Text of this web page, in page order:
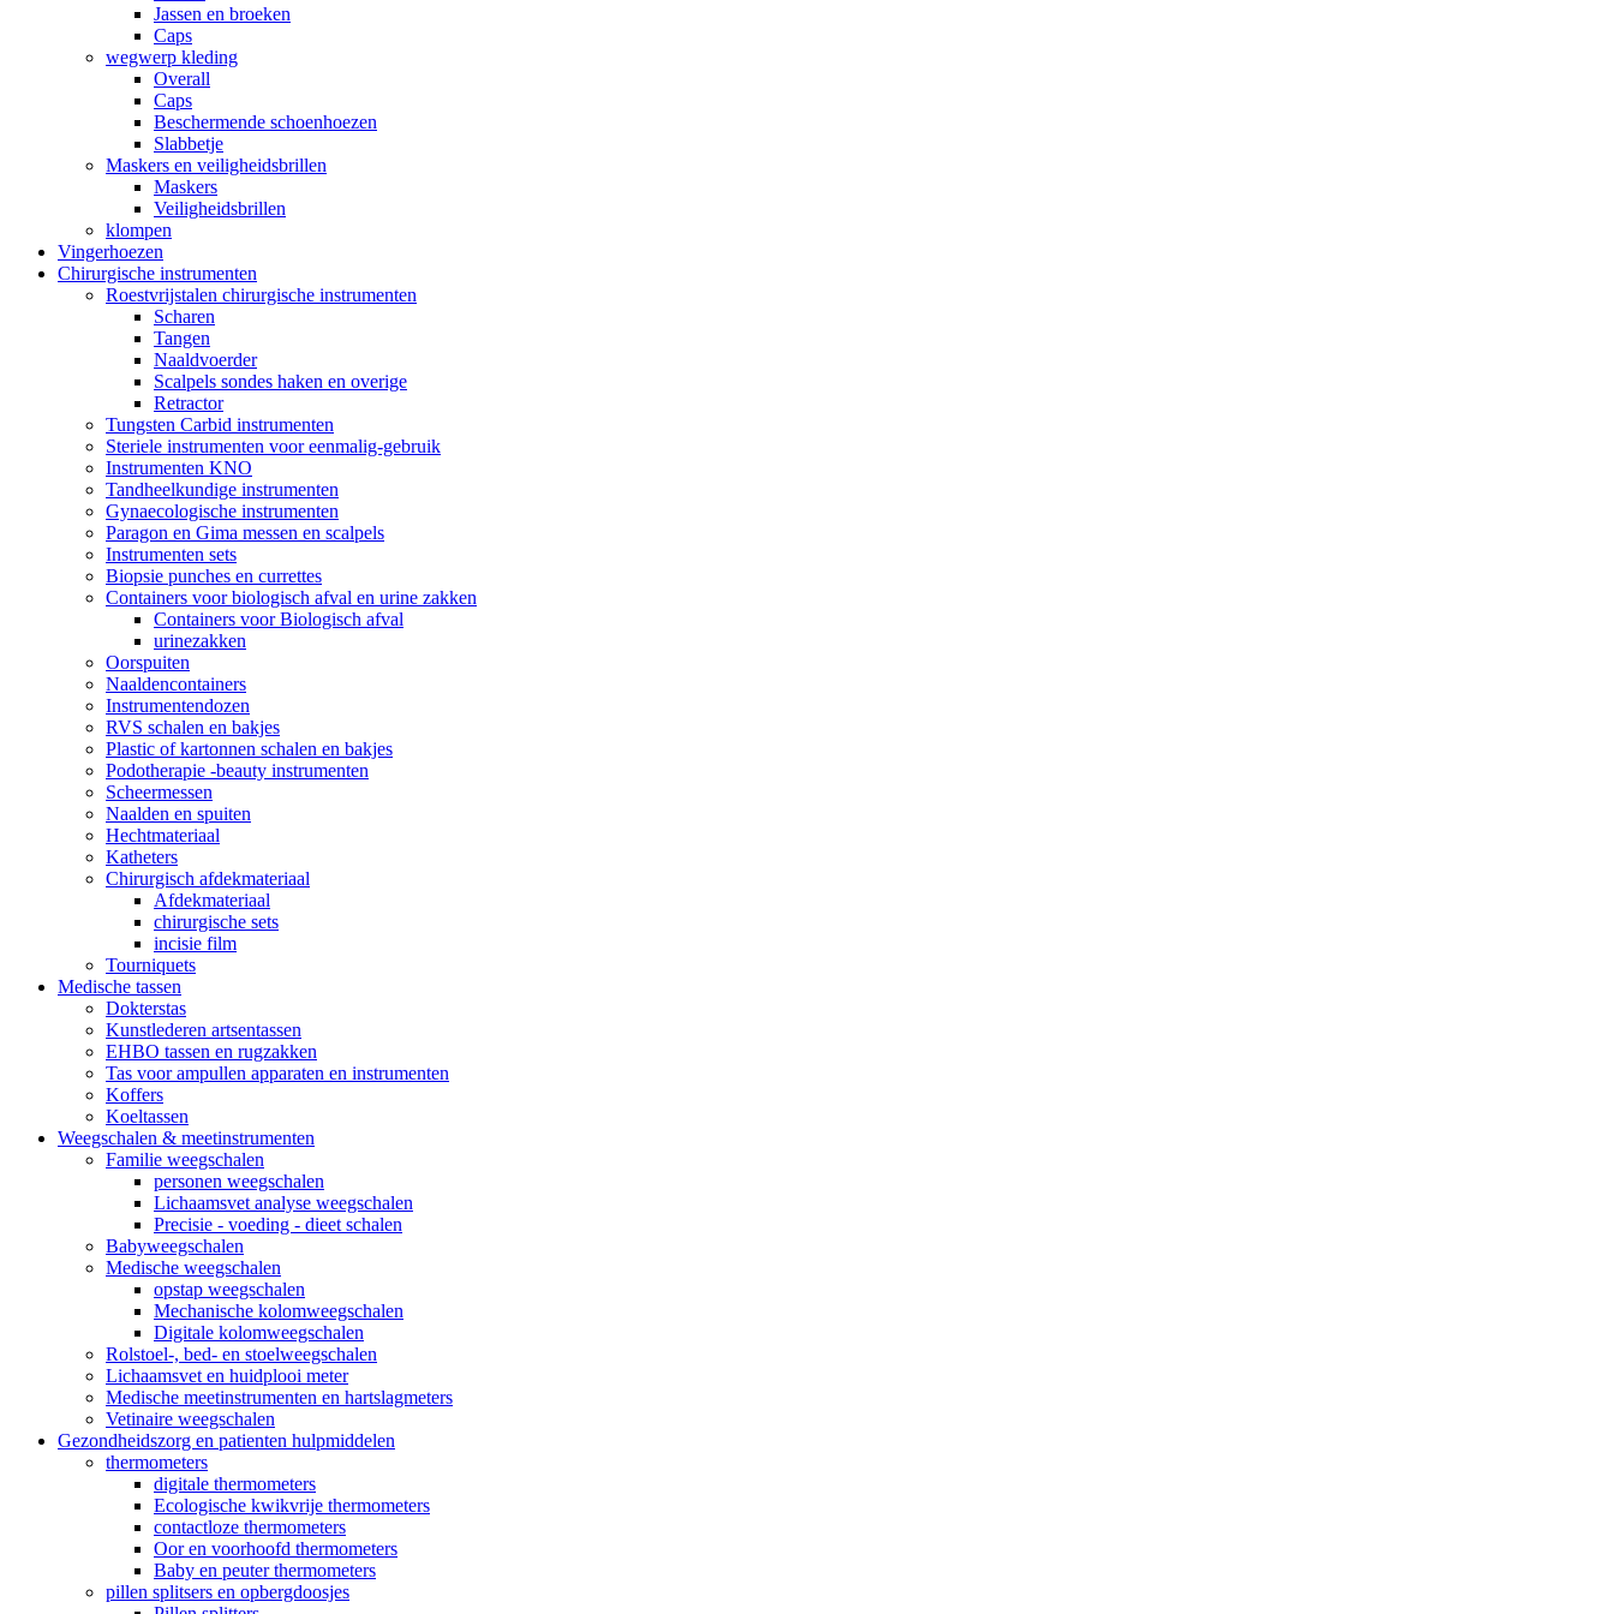
Jassen en broeken
Caps
wegwerp kleding
Overall
Caps
Beschermende schoenhoezen
Slabbetje
Maskers en veiligheidsbrillen
Maskers
Veiligheidsbrillen
klompen
Vingerhoezen
Chirurgische instrumenten
Roestvrijstalen chirurgische instrumenten
Scharen
Tangen
Naaldvoerder
Scalpels sondes haken en overige
Retractor
Tungsten Carbid instrumenten
Steriele instrumenten voor eenmalig-gebruik
Instrumenten KNO
Tandheelkundige instrumenten
Gynaecologische instrumenten
Paragon en Gima messen en scalpels
Instrumenten sets
Biopsie punches en currettes
Containers voor biologisch afval en urine zakken
Containers voor Biologisch afval
urinezakken
Oorspuiten
Naaldencontainers
Instrumentendozen
RVS schalen en bakjes
Plastic of kartonnen schalen en bakjes
Podotherapie -beauty instrumenten
Scheermessen
Naalden en spuiten
Hechtmateriaal
Katheters
Chirurgisch afdekmateriaal
Afdekmateriaal
chirurgische sets
incisie film
Tourniquets
Medische tassen
Dokterstas
Kunstlederen artsentassen
EHBO tassen en rugzakken
Tas voor ampullen apparaten en instrumenten
Koffers
Koeltassen
Weegschalen & meetinstrumenten
Familie weegschalen
personen weegschalen
Lichaamsvet analyse weegschalen
Precisie - voeding - dieet schalen
Babyweegschalen
Medische weegschalen
opstap weegschalen
Mechanische kolomweegschalen
Digitale kolomweegschalen
Rolstoel-, bed- en stoelweegschalen
Lichaamsvet en huidplooi meter
Medische meetinstrumenten en hartslagmeters
Vetinaire weegschalen
Gezondheidszorg en patienten hulpmiddelen
thermometers
digitale thermometers
Ecologische kwikvrije thermometers
contactloze thermometers
Oor en voorhoofd thermometers
Baby en peuter thermometers
pillen splitsers en opbergdoosjes